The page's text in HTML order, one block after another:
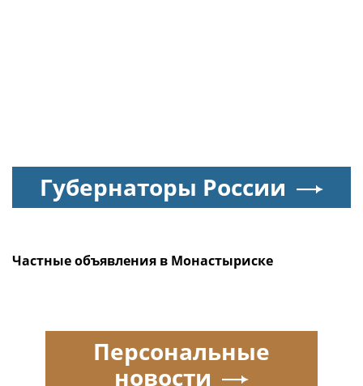
Губернаторы России
Частные объявления в Монастыриске
Персональные
новости